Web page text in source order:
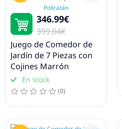
346.99€
399.04€
Juego de Comedor de
Jardín de 7 Piezas con
Cojines Marrón
Poliratán
En stock
(0)